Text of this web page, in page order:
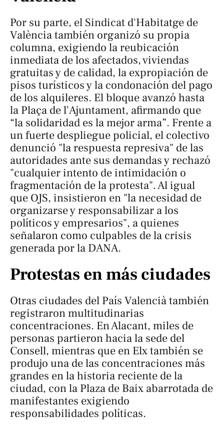
Por su parte, el Sindicat d'Habitatge de
València también organizó su propia
columna, exigiendo la reubicación
inmediata de los afectados, viviendas
gratuitas y de calidad, la expropiación de
pisos turísticos y la condonación del pago
de los alquileres. El bloque avanzó hasta
la Plaça de l'Ajuntament, afirmando que
“la solidaridad es la mejor arma”. Frente a
un fuerte despliegue policial, el colectivo
denunció "la respuesta represiva" de las
autoridades ante sus demandas y rechazó
"cualquier intento de intimidación o
fragmentación de la protesta". Al igual
que OJS, insistieron en "la necesidad de
organizarse y responsabilizar a los
políticos y empresarios", a quienes
señalaron como culpables de la crisis
generada por la DANA.
Protestas en más ciudades
Otras ciudades del País Valencià también
registraron multitudinarias
concentraciones. En Alacant, miles de
personas partieron hacia la sede del
Consell, mientras que en Elx también se
produjo una de las concentraciones más
grandes en la historia reciente de la
ciudad, con la Plaza de Baix abarrotada de
manifestantes exigiendo
responsabilidades políticas.